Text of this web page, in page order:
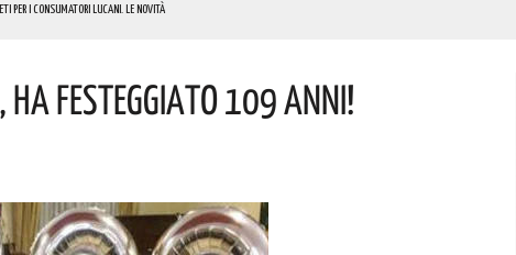
PER I CONSUMATORI LUCANI. LE NOVITÀ
Festeggiato 109 Anni!